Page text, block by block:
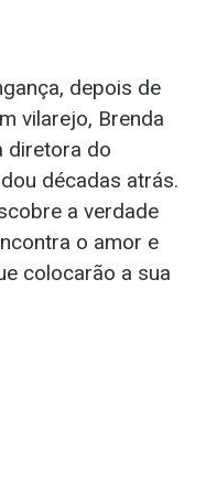
depois de
vilarejo, Brenda
diretora do
décadas atrás.
a verdade
o amor e
colocarão a sua